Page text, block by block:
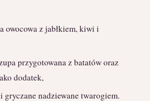
owocowa z jabłkiem, kiwi i
przygotowana z batatów oraz
dodatek,
nadziewane twarogiem.